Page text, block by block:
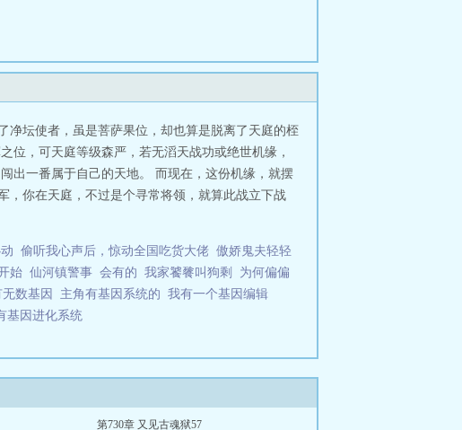
净坛使者，虽是菩萨果位，却也算是脱离了天庭的桎
位，可天庭等级森严，若无滔天战功或绝世机缘，
出一番属于自己的天地。 而现在，这份机缘，就摆
，你在天庭，不过是个寻常将领，就算此战立下战
偷听我心声后，惊动全国吃货大佬 傲娇鬼夫轻轻
始 仙河镇警事 会有的 我家饕餮叫狗剩
为何偏偏
无数基因 主角有基因系统的 我有一个基因编辑
基因进化系统
第730章 又见古魂狱57